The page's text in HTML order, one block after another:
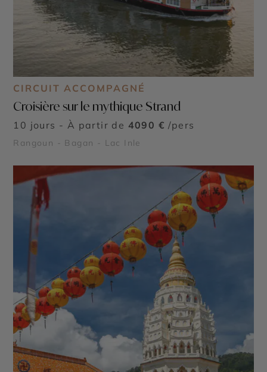
CIRCUIT ACCOMPAGNÉ
Croisière sur le mythique Strand
10 jours - À partir de 4090 € /pers
Rangoun - Bagan - Lac Inle